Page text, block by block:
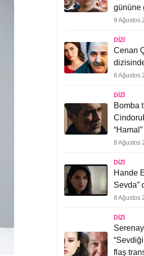
gününe
9 Ağustos
DIZI
Cenan
8 Ağustos
DIZI
Bomba
8 Ağustos
DIZI
Hande
Sevda”
8 Ağustos
DIZI
Serenay
flaş